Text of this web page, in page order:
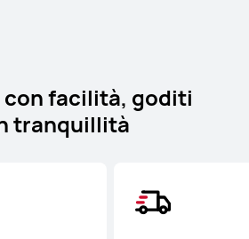
facilità, goditi
tranquillità